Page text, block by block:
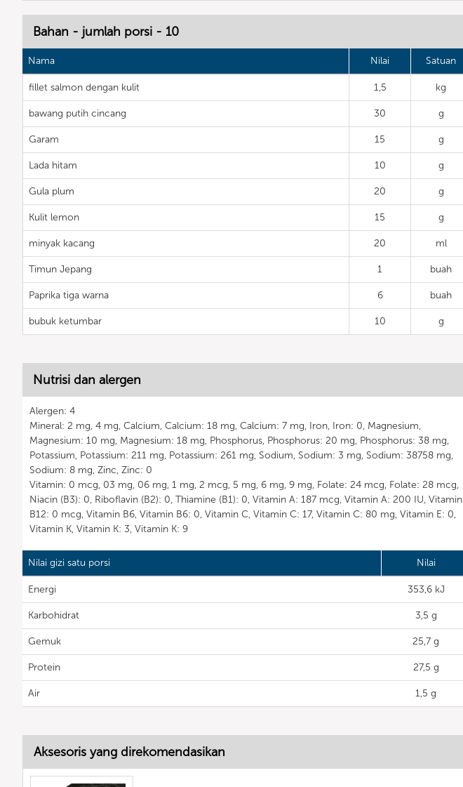
Bahan - jumlah porsi - 10
Nama Nilai Satuan
fillet salmon dengan kulit 1,5 kg
bawang putih cincang 30 g
Garam 15 g
Lada hitam 10 g
Gula plum 20 g
Kulit lemon 15 g
minyak kacang 20 ml
Timun Jepang 1 buah
Paprika tiga warna 6 buah
bubuk ketumbar 10 g
Nutrisi dan alergen
Alergen: 4
Mineral: 2 mg, 4 mg, Calcium, Calcium: 18 mg, Calcium: 7 mg, Iron, Iron: 0, Magnesium,
Magnesium: 10 mg, Magnesium: 18 mg, Phosphorus, Phosphorus: 20 mg, Phosphorus: 38 mg,
Potassium, Potassium: 211 mg, Potassium: 261 mg, Sodium, Sodium: 3 mg, Sodium: 38758 mg,
Sodium: 8 mg, Zinc, Zinc: 0
Vitamin: 0 mcg, 03 mg, 06 mg, 1 mg, 2 mcg, 5 mg, 6 mg, 9 mg, Folate: 24 mcg, Folate: 28 mcg,
Niacin (B3): 0, Riboflavin (B2): 0, Thiamine (B1): 0, Vitamin A: 187 mcg, Vitamin A: 200 IU, Vitamin
B12: 0 mcg, Vitamin B6, Vitamin B6: 0, Vitamin C, Vitamin C: 17, Vitamin C: 80 mg, Vitamin E: 0,
Vitamin K, Vitamin K: 3, Vitamin K: 9
Nilai gizi satu porsi Nilai
Energi 353,6 kJ
Karbohidrat 3,5 g
Gemuk 25,7 g
Protein 27,5 g
Air 1,5 g
Aksesoris yang direkomendasikan